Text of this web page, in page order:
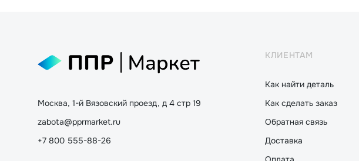
Москва, 1-й Вязовский проезд, д 4 стр 19
zabota@pprmarket.ru
+7 800 555-88-26
КЛИЕНТАМ
Как найти деталь
Как сделать заказ
Обратная связь
Доставка